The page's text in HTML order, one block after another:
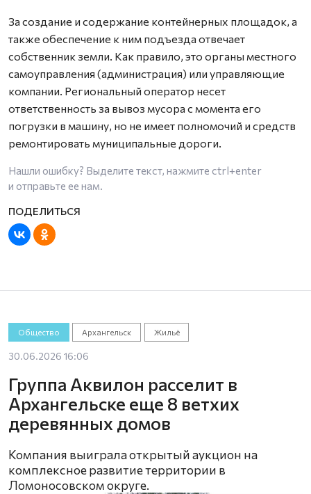
За создание и содержание контейнерных площадок, а
также обеспечение к ним подъезда отвечает
собственник земли. Как правило, это органы местного
самоуправления (администрация) или управляющие
компании. Региональный оператор несет
ответственность за вывоз мусора с момента его
погрузки в машину, но не имеет полномочий и средств
ремонтировать муниципальные дороги.
Нашли ошибку? Выделите текст, нажмите ctrl+enter
и отправьте ее нам.
Общество Архангельск Жильё
30.06.2026 16:06
Группа Аквилон расселит в
Архангельске еще 8 ветхих
деревянных домов
Компания выиграла открытый аукцион на
комплексное развитие территории в
Ломоносовском округе.